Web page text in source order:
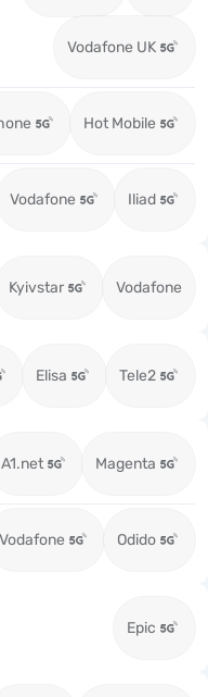
Vodafone UK
Hot Mobile
Vodafone Iliad
Kyivstar Vodafone
Elisa Tele2
A1.net Magenta
Vodafone Odido
Epic